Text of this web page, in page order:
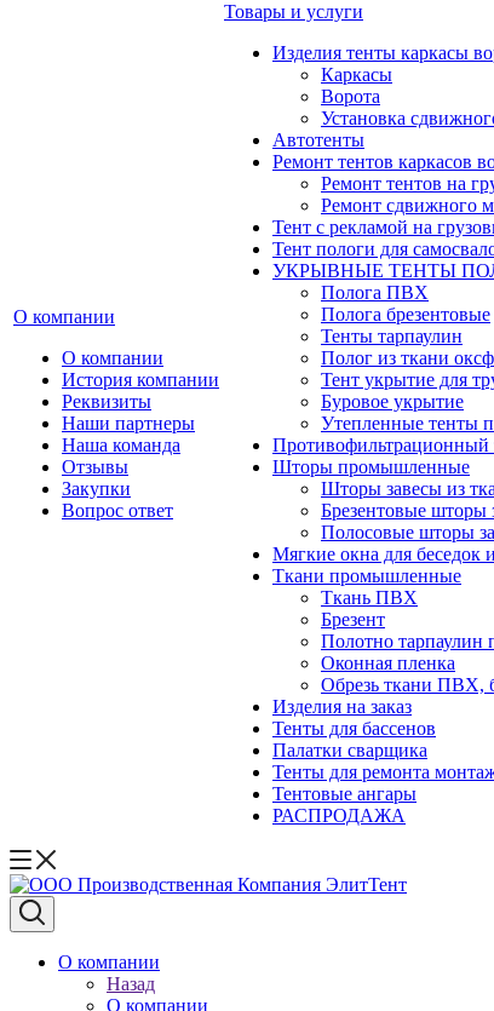
О компании
О компании
История компании
Реквизиты
Наши партнеры
Наша команда
Отзывы
Закупки
Вопрос ответ
Товары и услуги
Изделия тенты каркасы
Каркасы
Ворота
Установка
Автотенты
Ремонт тентов каркасов
Ремонт тентов на
Ремонт сдвижного
Тент с рекламой на
Тент пологи для
УКРЫВНЫЕ ТЕНТЫ
Полога ПВХ
Полога брезентовые
Тенты тарпаулин
Полог из ткани
Тент укрытие для
Буровое укрытие
Утепленные тенты
Противофильтрационный
Шторы промышленные
Шторы завесы из
Брезентовые шторы
Полосовые шторы
Мягкие окна для беседок
Ткани промышленные
Ткань ПВХ
Брезент
Полотно тарпаулин
Оконная пленка
Обрезь ткани ПВХ,
Изделия на заказ
Тенты для бассенов
Палатки сварщика
Тенты для ремонта
Тентовые ангары
РАСПРОДАЖА
О компании
Назад
О компании